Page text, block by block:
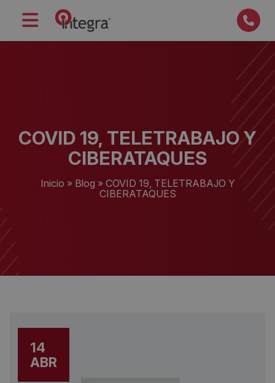
COVID 19, TELETRABAJO Y
CIBERATAQUES
Inicio » Blog » COVID 19, TELETRABAJO Y
CIBERATAQUES
14
ABR